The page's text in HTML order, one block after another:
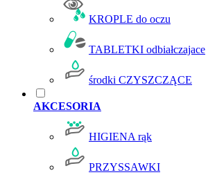
KROPLE do oczu
TABLETKI odbiałczajace
środki CZYSZCZĄCE
AKCESORIA
HIGIENA rąk
PRZYSSAWKI